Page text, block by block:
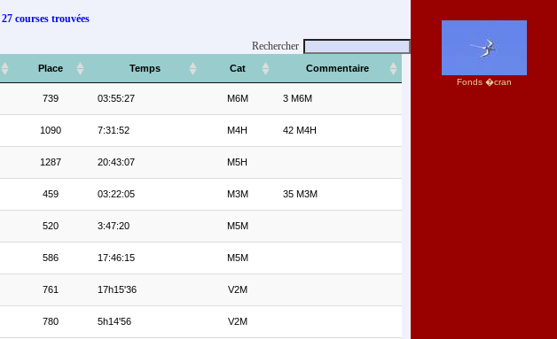
27 courses trouvées
Rechercher
Place Temps Cat Commentaire
739 03:55:27 M6M 3 M6M
1090 7:31:52 M4H 42 M4H
1287 20:43:07 M5H
459 03:22:05 M3M 35 M3M
520 3:47:20 M5M
586 17:46:15 M5M
761 17h15'36 V2M
780 5h14'56 V2M
Fonds �cran